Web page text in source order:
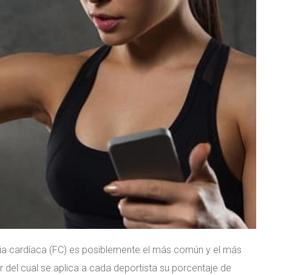
cardíaca (FC) es posiblemente el más común y el más
cual se aplica a cada deportista su porcentaje de